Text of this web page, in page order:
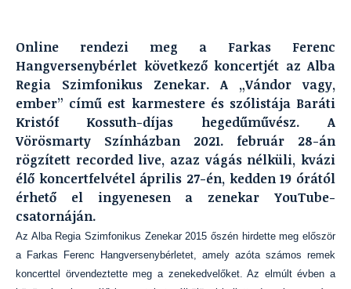
Online rendezi meg a Farkas Ferenc
Hangversenybérlet következő koncertjét az Alba
Regia Szimfonikus Zenekar. A „Vándor vagy,
ember” című est karmestere és szólistája Baráti
Kristóf Kossuth-díjas hegedűművész. A
Vörösmarty Színházban 2021. február 28-án
rögzített recorded live, azaz vágás nélküli, kvázi
élő koncertfelvétel április 27-én, kedden 19 órától
érhető el ingyenesen a zenekar YouTube-
csatornáján.
Az Alba Regia Szimfonikus Zenekar 2015 őszén hirdette meg először
a Farkas Ferenc Hangversenybérletet, amely azóta számos remek
koncerttel örvendeztette meg a zenekedvelőket. Az elmúlt évben a